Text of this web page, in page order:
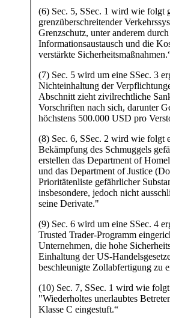
(6) Sec. 5, SSec. 1 wird wie folgt
grenzüberschreitender
Grenzschutz, unter anderem
Informationsaustausch und die
verstärkte
(7) Sec. 5 wird um eine SSec. 3
Nichteinhaltung der
Abschnitt zieht zivilrechtliche
Vorschriften nach sich, darunter
höchstens 500.000 USD pro
(8) Sec. 6, SSec. 2 wird wie folgt
Bekämpfung des Schmuggels
erstellen das Department of
und das Department of Justice
Prioritätenliste gefährlicher
insbesondere, jedoch nicht
seine Derivate."
(9) Sec. 6 wird um eine SSec. 4
Trusted Trader-Programm
Unternehmen, die hohe
Einhaltung der US-
beschleunigte Zollabfertigung zu
(10) Sec. 7, SSec. 1 wird wie folgt
"Wiederholtes unerlaubtes
Klasse C eingestuft.“